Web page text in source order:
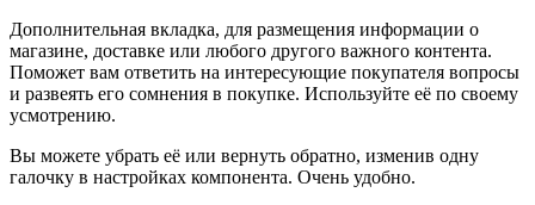
Дополнительная вкладка, для размещения информации о
магазине, доставке или любого другого важного контента.
Поможет вам ответить на интересующие покупателя вопросы
и развеять его сомнения в покупке. Используйте её по своему
усмотрению.
Вы можете убрать её или вернуть обратно, изменив одну
галочку в настройках компонента. Очень удобно.